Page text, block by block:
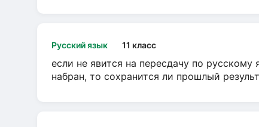
Русский язык 11 класс
если не явится на пересдачу по
набран, то сохранится ли прошлый